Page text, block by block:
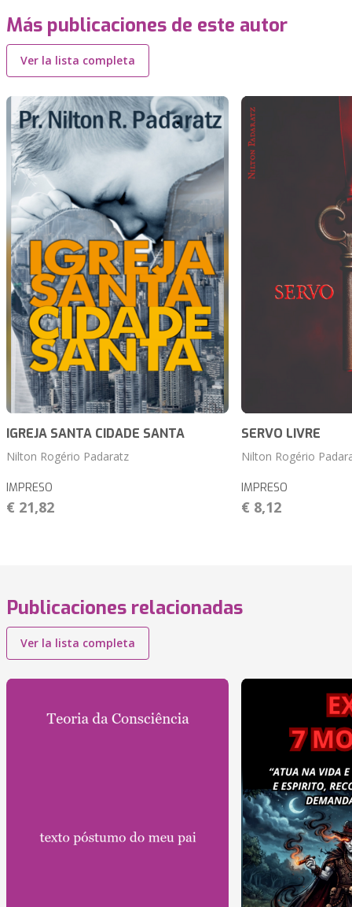
Más publicaciones de este autor
Ver la lista completa
IGREJA SANTA CIDADE SANTA
Nilton Rogério Padaratz
IMPRESO
€ 21,82
SERVO LIVRE
Nilton Rogério
IMPRESO
€ 8,12
Publicaciones relacionadas
Ver la lista completa